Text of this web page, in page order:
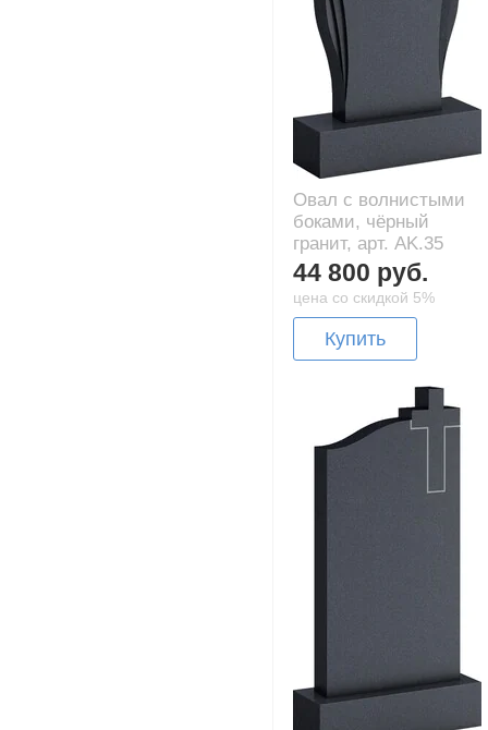
Овал с волнистыми
боками, чёрный
гранит, арт. AK.35
44 800 руб.
цена со скидкой 5%
Купить